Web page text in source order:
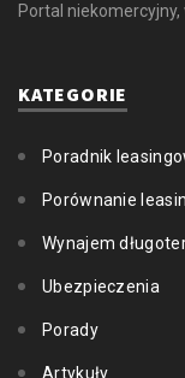
Portal niekomercyjny,
KATEGORIE
Poradnik
Porównanie
Wynajem
Ubezpieczenia
Porady
Artykuły